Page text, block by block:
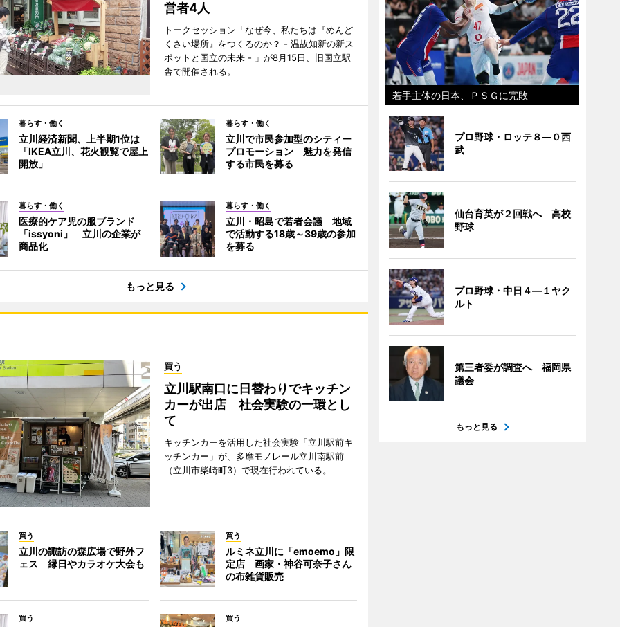
営者4人
トークセッション「なぜ今、私たちは『めんど
くさい場所』をつくるのか？ - 温故知新の新ス
ポットと国立の未来 - 」が8月15日、旧国立駅
舎で開催される。
暮らす・働く
立川経済新聞、上半期1位は
「IKEA立川、花火観覧で屋上
開放」
暮らす・働く
立川で市民参加型のシティー
プロモーション 魅力を発信
する市民を募る
暮らす・働く
医療的ケア児の服ブランド
「issyoni」 立川の企業が
商品化
暮らす・働く
立川・昭島で若者会議 地域
で活動する18歳～39歳の参加
を募る
もっと見る
買う
立川駅南口に日替わりでキッチン
カーが出店 社会実験の一環とし
て
キッチンカーを活用した社会実験「立川駅前キ
ッチンカー」が、多摩モノレール立川南駅前
（立川市柴崎町3）で現在行われている。
買う
立川の諏訪の森広場で野外フ
ェス 縁日やカラオケ大会も
買う
ルミネ立川に「emoemo」限
定店 画家・神谷可奈子さん
の布雑貨販売
買う 買う
若手主体の日本、ＰＳＧに完敗
プロ野球・ロッテ８―０西
武
仙台育英が２回戦へ 高校
野球
プロ野球・中日４―１ヤク
ルト
第三者委が調査へ 福岡県
議会
もっと見る